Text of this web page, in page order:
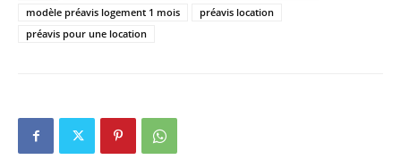
modèle préavis logement 1 mois
préavis location
préavis pour une location